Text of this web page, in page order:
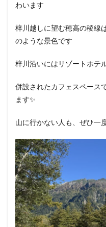
わいます
梓川越しに望む穂高の稜線
のような景色です
梓川沿いにはリゾートホテ
併設されたカフェスペース
ます✨
山に行かない人も、ぜひ一